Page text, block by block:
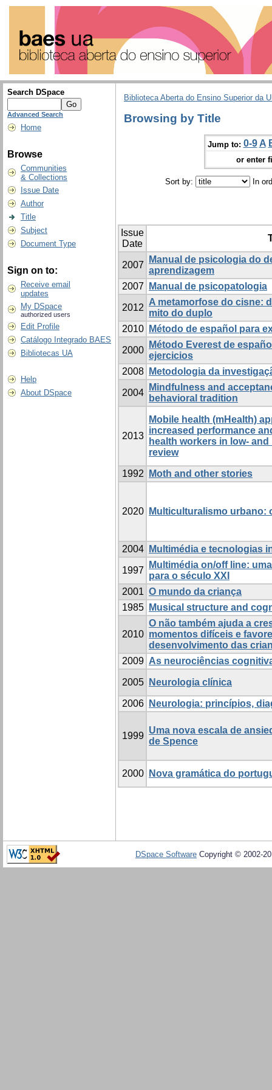
Search DSpace
Advanced Search
Home
Browse
Communities
& Collections
Issue Date
Author
Title
Subject
Document Type
Sign on to:
Receive email
updates
My DSpace
authorized users
Edit Profile
Catálogo Integrado BAES
Bibliotecas UA
Help
About DSpace
Biblioteca Aberta do Ensino Superior da
Browsing by Title
Jump to: 0-9 A
or enter
Sort by: In
Issue
Date
2007
Manual de psicologia do
aprendizagem
2007
Manual de psicopatologia
2012
A metamorfose do cisne:
mito do duplo
2010
Método de español para
2000
Método Everest de
ejercicios
2008
Metodologia da
2004
Mindfulness and
behavioral tradition
2013
Mobile health (mHealth)
increased performance
health workers in low-
review
1992 Moth and other stories
2020 Multiculturalismo urbano:
2004 Multimédia e tecnologias
1997
Multimédia on/off line:
para o século XXI
2001 O mundo da criança
1985
Musical structure and
2010
O não também ajuda a
momentos difíceis e
desenvolvimento das
2009 As neurociências
2005 Neurologia clínica
2006 Neurologia: princípios,
1999
Uma nova escala de
de Spence
2000 Nova gramática do
DSpace Software Copyright © 2002-